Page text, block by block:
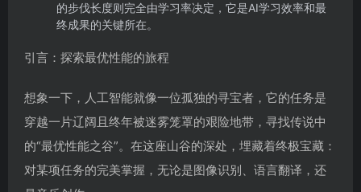
的步伐长度则完全由学习率决定，它是AI学习效率和最
终成果的关键所在。
引言：探索最优性能的旅程
想象一下，人工智能就像一位孤独的寻宝者，它的任务是
穿越一片辽阔且终年被迷雾笼罩的艰险地带，寻找传说中
的“最优性能之谷”。在这座山谷的深处，埋藏着终极宝藏：
对某项任务的完美掌握，无论是图像识别、语言翻译，还